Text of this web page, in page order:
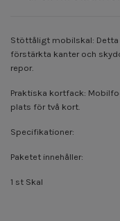
Stöttåligt mobilskal: Detta
förstärkta kanter och
repor.
Praktiska kortfack:
plats för två kort.
Specifikationer:
Paketet innehåller:
1 st Skal